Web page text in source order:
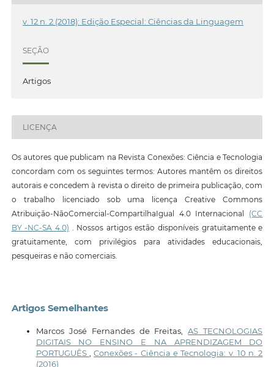
v. 12 n. 2 (2018): Edição Especial: Ciências da Linguagem
SEÇÃO
Artigos
LICENÇA
Os autores que publicam na Revista Conexões: Ciência e Tecnologia
concordam com os seguintes termos: Autores mantêm os direitos
autorais e concedem à revista o direito de primeira publicação, com
o trabalho licenciado sob uma licença Creative Commons
Atribuição-NãoComercial-CompartilhaIgual 4.0 Internacional (CC
BY -NC-SA 4.0) . Nossos artigos estão disponíveis gratuitamente e
gratuitamente, com privilégios para atividades educacionais,
pesqueiras e não comerciais.
Artigos Semelhantes
Marcos José Fernandes de Freitas,AS TECNOLOGIAS
DIGITAIS NO ENSINO E NA APRENDIZAGEM DO
PORTUGUÊS
,Conexões - Ciência e Tecnologia: v. 10 n. 2
(2016)